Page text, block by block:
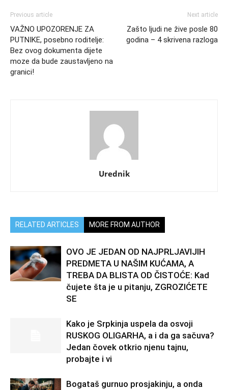
Previous article
VAŽNO UPOZORENJE ZA
PUTNIKE, posebno roditelje:
Bez ovog dokumenta dijete
moze da bude zaustavljeno na
granici!
Next article
Zašto ljudi ne žive posle 80
godina – 4 skrivena razloga
Urednik
RELATED ARTICLES MORE FROM AUTHOR
OVO JE JEDAN OD NAJPRLJAVIJIH
PREDMETA U NAŠIM KUĆAMA, A
TREBA DA BLISTA OD ČISTOĆE: Kad
čujete šta je u pitanju, ZGROZIĆETE
SE
Kako je Srpkinja uspela da osvoji
RUSKOG OLIGARHA, a i da ga sačuva?
Jedan čovek otkrio njenu tajnu,
probajte i vi
Bogataš gurnuo prosjakinju, a onda